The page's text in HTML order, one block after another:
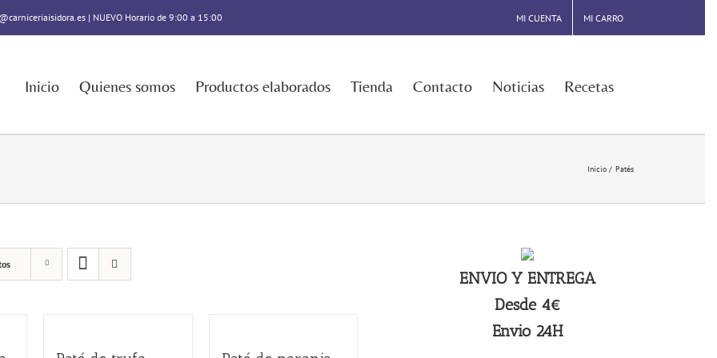
| NUEVO Horario de 9:00 a 15:00 MI CUENTA MI CARRO
Inicio Quienes somos Productos elaborados Tienda Contacto Noticias Recetas
Inicio Patés
ENVIO Y ENTREGA
Desde 4€
Envio 24H